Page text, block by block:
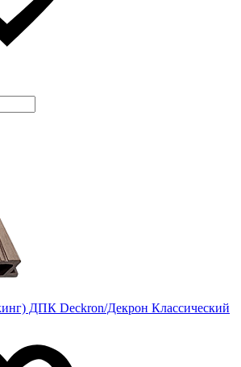
ДПК Deckron/Декрон Классический